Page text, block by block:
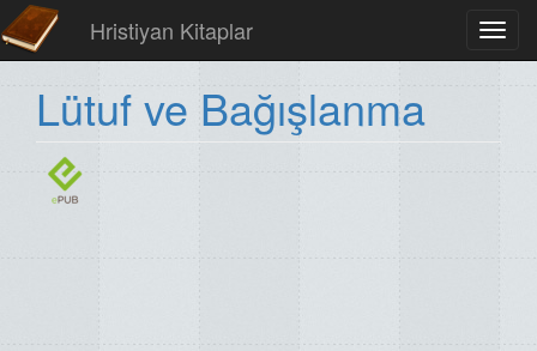
Hristiyan Kitaplar
Lütuf ve Bağışlanma